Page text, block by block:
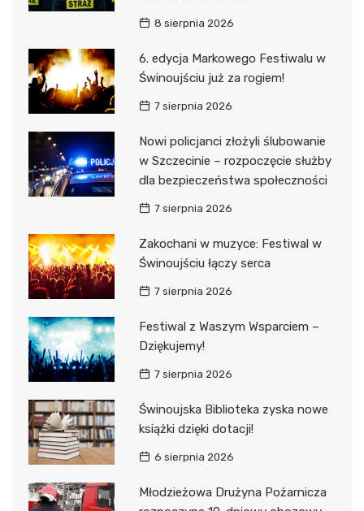
8 sierpnia 2026
6. edycja Markowego Festiwalu w
Świnoujściu już za rogiem!
7 sierpnia 2026
Nowi policjanci złożyli ślubowanie
w Szczecinie – rozpoczęcie służby
dla bezpieczeństwa społeczności
7 sierpnia 2026
Zakochani w muzyce: Festiwal w
Świnoujściu łączy serca
7 sierpnia 2026
Festiwal z Waszym Wsparciem –
Dziękujemy!
7 sierpnia 2026
Świnoujska Biblioteka zyska nowe
książki dzięki dotacji!
6 sierpnia 2026
Młodzieżowa Drużyna Pożarnicza